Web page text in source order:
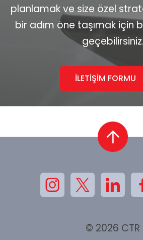
planlamak ve size özel
bir adım öne taşımak için
geçebilirsiniz.
İLETİŞİM FORMU
© 2026 CTR